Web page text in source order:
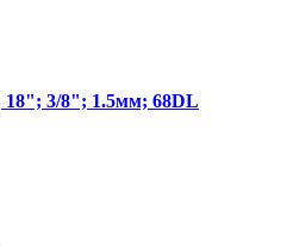
18"; 3/8"; 1.5мм; 68DL